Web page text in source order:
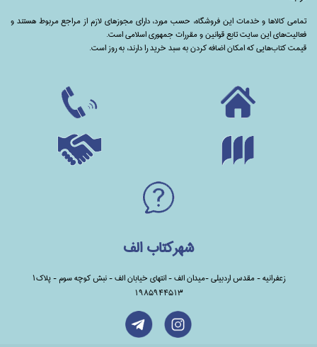
تمامی‌ کالاها و خدمات این فروشگاه، حسب مورد،‌ دارای مجوزهای لازم از مراجع مربوط هستند ‌و‌‌
فعالیت‌های این سایت تابع قوانین و مقررات جمهوری اسلامی است.
قیمت کتاب‌هایی که امکان اضافه کردن به سبد خرید را دارند،‌ به روز است.
شهرکتاب الف
زعفرانیه - مقدس اردبیلی -میدان الف - انتهای خیابان الف - نبش کوچه سوم - پلاک1
1985944513